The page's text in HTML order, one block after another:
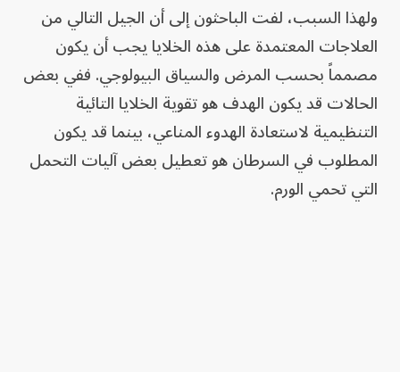
ولهذا السبب، لفت الباحثون إلى أن الجيل التالي من
العلاجات المعتمدة على هذه الخلايا يجب أن يكون
مصمماً بحسب المرض والسياق البيولوجي. ففي بعض
الحالات قد يكون الهدف هو تقوية الخلايا التائية
التنظيمية لاستعادة الهدوء المناعي، بينما قد يكون
المطلوب في السرطان هو تعطيل بعض آليات التحمل
التي تحمي الورم.